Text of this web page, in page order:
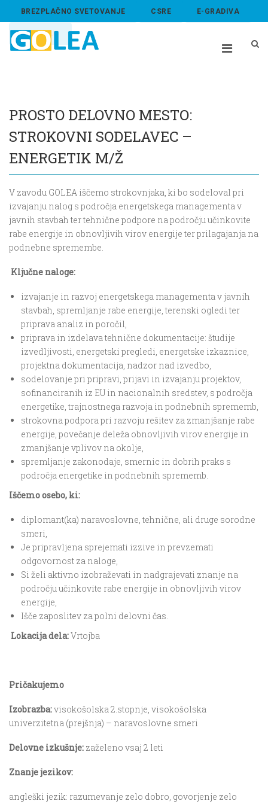
BREZPLAČNO SVETOVANJE CSRE E-GRADIVA
ABOUT US
PROSTO DELOVNO MESTO:
STROKOVNI SODELAVEC –
ENERGETIK M/Ž
V zavodu GOLEA iščemo strokovnjaka, ki bo sodeloval pri
izvajanju nalog s področja energetskega managementa v
javnih stavbah ter tehnične podpore na področju učinkovite
rabe energije in obnovljivih virov energije ter prilagajanja na
podnebne spremembe.
Ključne naloge:
izvajanje in razvoj energetskega managementa v javnih
stavbah, spremljanje rabe energije, terenski ogledi ter
priprava analiz in poročil,
priprava in izdelava tehnične dokumentacije: študije
izvedljivosti, energetski pregledi, energetske izkaznice,
projektna dokumentacija, nadzor nad izvedbo,
sodelovanje pri pripravi, prijavi in izvajanju projektov,
sofinanciranih iz EU in nacionalnih sredstev, s področja
energetike, trajnostnega razvoja in podnebnih sprememb,
strokovna podpora pri razvoju rešitev za zmanjšanje rabe
energije, povečanje deleža obnovljivih virov energije in
zmanjšanje vplivov na okolje,
spremljanje zakonodaje, smernic in dobrih praks s
področja energetike in podnebnih sprememb.
Iščemo osebo, ki:
diplomant(ka) naravoslovne, tehnične, ali druge sorodne
smeri,
Je pripravljena sprejemati izzive in prevzemati
odgovornost za naloge,
Si želi aktivno izobraževati in nadgrajevati znanje na
področju učinkovite rabe energije in obnovljivih virov
energije,
Išče zaposlitev za polni delovni čas.
Lokacija dela:Vrtojba
Pričakujemo
Izobrazba:visokošolska 2.stopnje, visokošolska
univerzitetna (prejšnja) – naravoslovne smeri
Delovne izkušnje: zaželeno vsaj 2 leti
Znanje jezikov:
angleški jezik: razumevanje zelo dobro, govorjenje zelo